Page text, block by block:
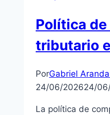
Política
tributario
PorGabriel
24/06/202624/
La política de